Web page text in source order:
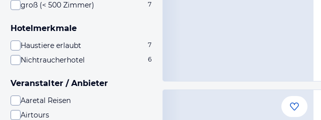
groß (< 500 Zimmer) 7
Hotelmerkmale
Haustiere erlaubt 7
Nichtraucherhotel 6
Veranstalter / Anbieter
Aaretal Reisen
Airtours